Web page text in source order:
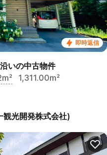
即時返信
いの中古物件
1,311.00m²
光開発株式会社)